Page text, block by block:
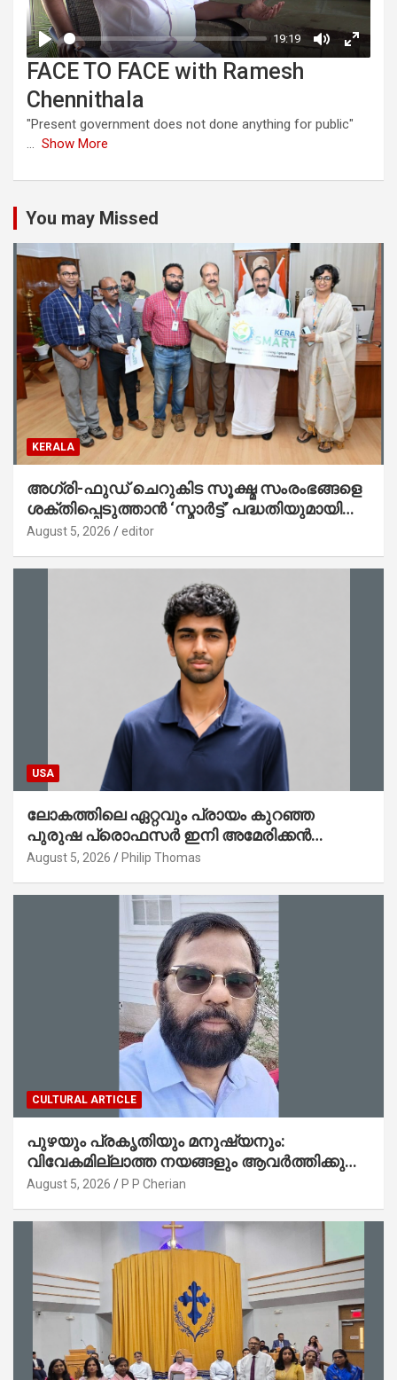
FACE TO FACE with Ramesh
Chennithala
"Present government does not done anything for public"
... Show More
You may Missed
KERALA
അഗ്രി-ഫുഡ് ചെറുകിട സൂക്ഷ്മ സംരംഭങ്ങളെ
ശക്തിപ്പെടുത്താന്‍ ‘സ്മാര്‍ട്ട്’ പദ്ധതിയുമായി
കേര; ലോഗോ മുഖ്യമന്ത്രി പ്രകാശനം
August 5, 2026 editor
USA
ലോകത്തിലെ ഏറ്റവും പ്രായം കുറഞ്ഞ
പുരുഷ പ്രൊഫസർ ഇനി അമേരിക്കൻ
മലയാളി നേഥൻ തോമസ്
August 5, 2026 Philip Thomas
CULTURAL ARTICLE
പുഴയും പ്രകൃതിയും മനുഷ്യനും:
വിവേകമില്ലാത്ത നയങ്ങളും ആവർത്തിക്കുന്ന
ദുരന്തങ്ങളും : റവ. ജെയിംസ് കെ.
August 5, 2026 P P Cherian